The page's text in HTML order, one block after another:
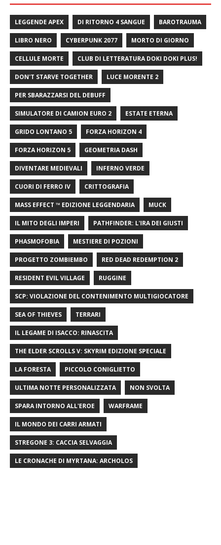
LEGGENDE APEX DI RITORNO 4 SANGUE BAROTRAUMA
LIBRO NERO CYBERPUNK 2077 MORTO DI GIORNO
CELLULE MORTE CLUB DI LETTERATURA DOKI DOKI PLUS!
DON'T STARVE TOGETHER LUCE MORENTE 2
PER SBARAZZARSI DEL DEBUFF
SIMULATORE DI CAMION EURO 2 ESTATE ETERNA
GRIDO LONTANO 5 FORZA HORIZON 4
FORZA HORIZON 5 GEOMETRIA DASH
DIVENTARE MEDIEVALI INFERNO VERDE
CUORI DI FERRO IV CRITTOGRAFIA
MASS EFFECT ™ EDIZIONE LEGGENDARIA MUCK
IL MITO DEGLI IMPERI PATHFINDER: L'IRA DEI GIUSTI
PHASMOFOBIA MESTIERE DI POZIONI
PROGETTO ZOMBIEMBO RED DEAD REDEMPTION 2
RESIDENT EVIL VILLAGE RUGGINE
SCP: VIOLAZIONE DEL CONTENIMENTO MULTIGIOCATORE
SEA OF ​​THIEVES TERRARI
IL LEGAME DI ISACCO: RINASCITA
THE ELDER SCROLLS V: SKYRIM EDIZIONE SPECIALE
LA FORESTA PICCOLO CONIGLIETTO
ULTIMA NOTTE PERSONALIZZATA NON SVOLTA
SPARA INTORNO ALL'EROE WARFRAME
IL MONDO DEI CARRI ARMATI
STREGONE 3: CACCIA SELVAGGIA
LE CRONACHE DI MYRTANA: ARCHOLOS